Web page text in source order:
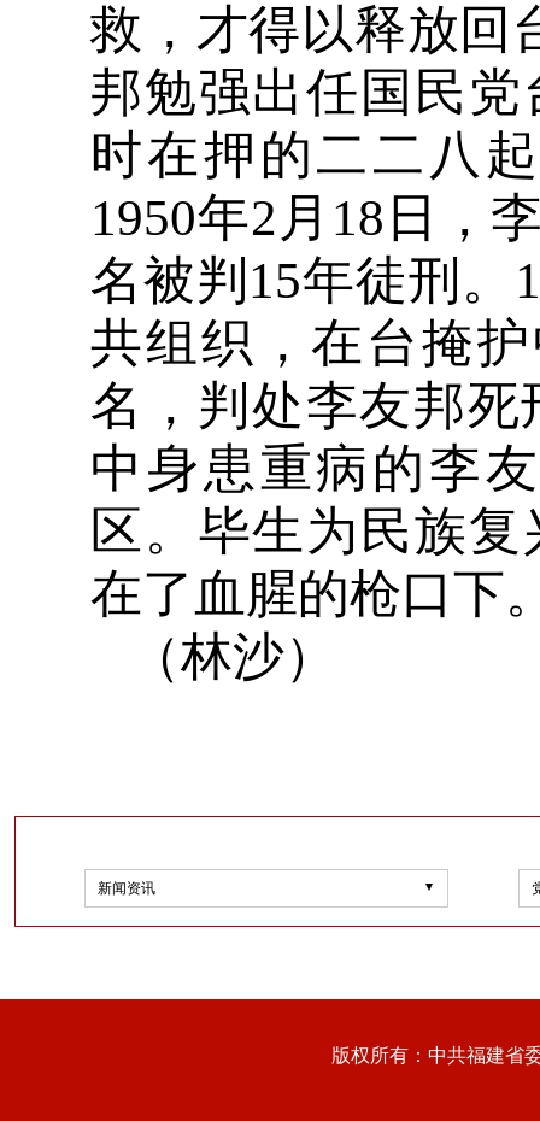
救，才得以释放回
邦勉强出任国民
时在押的二二八
1950年2 月 18 日，
名被判 15年徒刑。
共组织，在台掩
名，判处李友邦死
中身患重病的李
区。毕生为民族
在了血腥的枪口下
（林沙）
新闻资讯
版权所有：中共福建省